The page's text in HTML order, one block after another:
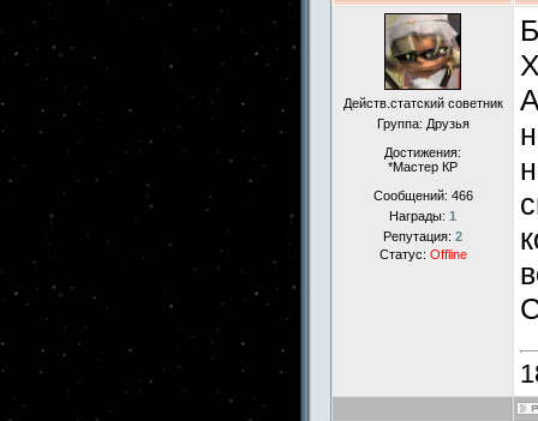
Действ.статский советник
Группа: Друзья
Достижения:
*Мастер КР
Сообщений: 466
Награды: 1
Репутация: 2
Статус: Offline